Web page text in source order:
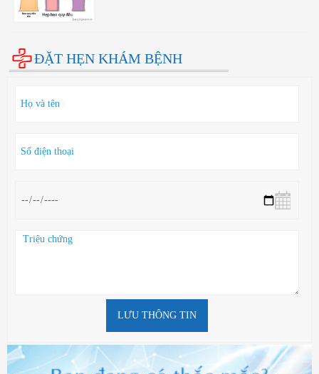
ĐẶT HẸN KHÁM BỆNH
LƯU THÔNG TIN